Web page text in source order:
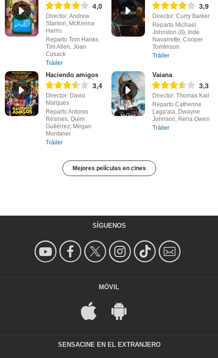
4,0
Director: Andrew
Stanton, McKenna
Harris
Reparto Tom Hanks,
Tim Allen, Joan
Cusack
Tráiler
3,9
Director: Curry Barker
Reparto Michael
Johnston (II), Inde
Navarrette, Cooper
Tomlinson
Tráiler
Haciendo amigos
3,4
Director: David
Marqués
Reparto Antonio
Resines, Quim
Gutiérrez, Megan
Montaner
Tráiler
Vaiana
3,3
Director: Thomas Kail
Reparto Catherine
Laga'aia, Dwayne
Johnson, Rena Owen
Tráiler
Mejores películas en cines
SÍGUENOS
MÓVIL
SENSACINE EN EL EXTRANJERO